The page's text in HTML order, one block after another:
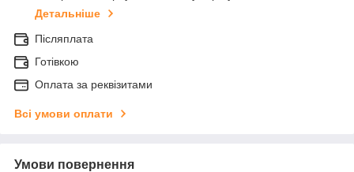
Детальніше
Післяплата
Готівкою
Оплата за реквізитами
Всі умови оплати
Умови повернення